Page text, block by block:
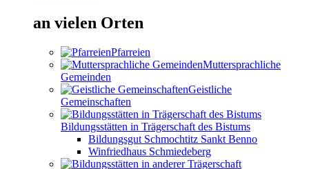
an vielen Orten
Pfarreien
Muttersprachliche
Gemeinden
Geistliche
Gemeinschaften
Bildungsstätten in Trägerschaft des Bistums
Bildungsgut Schmochtitz Sankt Benno
Winfriedhaus Schmiedeberg